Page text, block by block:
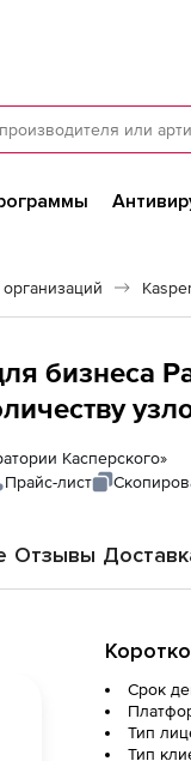
бизнеса
Касперского»
Прайс-лист
Отзывы
Срок
Тип
Тип